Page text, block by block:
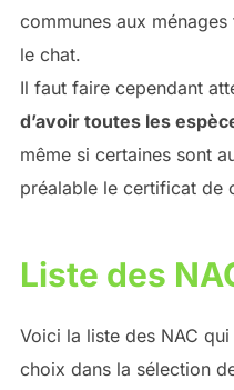
communes aux
le chat.
Il faut faire cependant
d’avoir toutes les
même si certaines sont
préalable le certificat de
Liste des
Voici la liste des NAC
choix dans la sélection